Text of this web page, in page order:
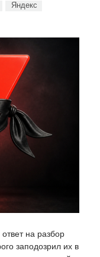
Яндекс
на разбор
заподозрил их в